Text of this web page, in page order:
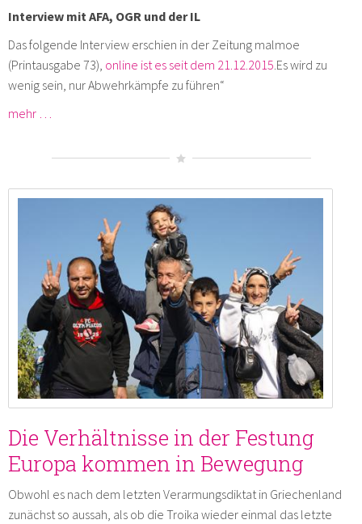
Interview mit AFA, OGR und der IL
Das folgende Interview erschien in der Zeitung malmoe
(Printausgabe 73), online ist es seit dem 21.12.2015 .Es wird zu
wenig sein, nur ­Abwehrkämpfe zu führen“
mehr …
Die Verhältnisse in der Festung
Europa kommen in Bewegung
Obwohl es nach dem letzten Verarmungsdiktat in Griechenland
zunächst so aussah, als ob die Troika wieder einmal das letzte